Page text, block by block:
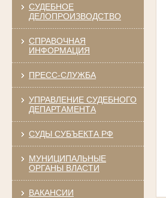
СУДЕБНОЕ
ДЕЛОПРОИЗВОДСТВО
СПРАВОЧНАЯ
ИНФОРМАЦИЯ
ПРЕСС-СЛУЖБА
УПРАВЛЕНИЕ СУДЕБНОГО
ДЕПАРТАМЕНТА
СУДЫ СУБЪЕКТА РФ
МУНИЦИПАЛЬНЫЕ
ОРГАНЫ ВЛАСТИ
ВАКАНСИИ